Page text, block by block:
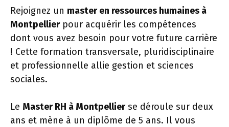
Rejoignez un master en ressources humaines à
Montpellierpour acquérir les compétences
dont vous avez besoin pour votre future carrière
! Cette formation transversale, pluridisciplinaire
et professionnelle allie gestion et sciences
sociales.
Le Master RH à Montpellierse déroule sur deux
ans et mène à un diplôme de 5 ans. Il vous